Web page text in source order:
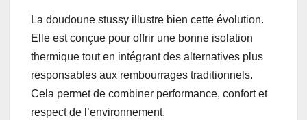
La doudoune stussy illustre bien cette évolution.
Elle est conçue pour offrir une bonne isolation
thermique tout en intégrant des alternatives plus
responsables aux rembourrages traditionnels.
Cela permet de combiner performance, confort et
respect de l’environnement.